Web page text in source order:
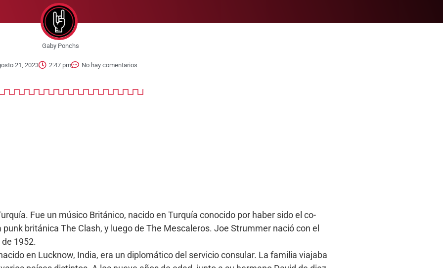
Gaby Ponchs
21, 2023 2:47 pm No hay comentarios
Fue un músico Británico, nacido en Turquía conocido por haber sido el co-
británica The Clash, y luego de The Mescaleros. Joe Strummer nació con el
1952.
en Lucknow, India, era un diplomático del servicio consular. La familia viajaba